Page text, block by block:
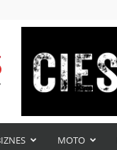
MOTO